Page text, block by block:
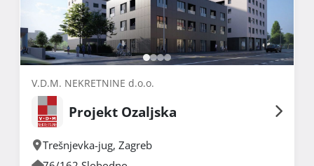
V.D.M. NEKRETNINE d.o.o.
Projekt Ozaljska
Trešnjevka-jug, Zagreb